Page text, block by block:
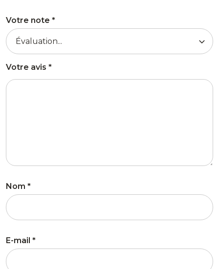
Votre note *
Votre avis *
Nom *
E-mail *